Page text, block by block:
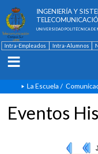
INGENIERÍA Y
UNIVERSIDAD POLITÉCNICA DE
Intra-Empleados Intra-Alumnos
La Escuela /
Eventos